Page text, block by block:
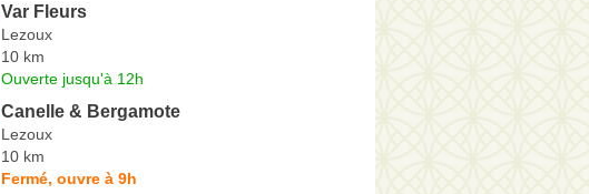
Var Fleurs
Lezoux
10 km
Ouverte jusqu'à 12h
Canelle & Bergamote
Lezoux
10 km
Fermé, ouvre à 9h